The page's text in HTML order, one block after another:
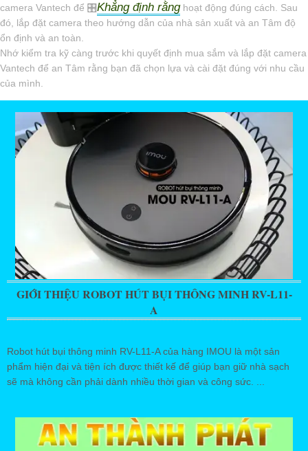
camera Vantech để 🎛Khẳng định rằnghoạt động đúng cách. Sau
đó, lắp đặt camera theo hướng dẫn của nhà sản xuất và an Tâm độ
ổn định và an toàn.
Nhớ kiểm tra kỹ càng trước khi quyết định mua sắm và lắp đặt camera
Vantech để an Tâm rằng bạn đã chọn lựa và cài đặt đúng với nhu cầu
của mình.
GIỚI THIỆU ROBOT HÚT BỤI THÔNG MINH RV-L11-
A
Robot hút bụi thông minh RV-L11-A của hàng IMOU là một sản
phẩm hiện đại và tiện ích được thiết kế để giúp bạn giữ nhà sạch
sẽ mà không cần phải dành nhiều thời gian và công sức. ...